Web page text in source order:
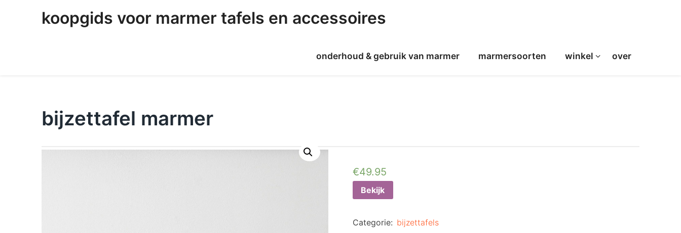
koopgids voor marmer tafels en accessoires
onderhoud & gebruik van marmer marmersoorten winkel over
bijzettafel marmer
€49.95
Bekijk
Categorie: bijzettafels